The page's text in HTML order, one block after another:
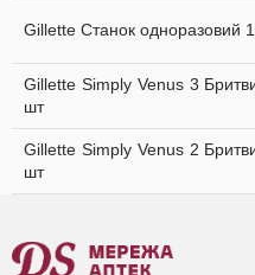
Gillette Станок одноразовий
Gillette Simply Venus 3
шт
Gillette Simply Venus 2
шт